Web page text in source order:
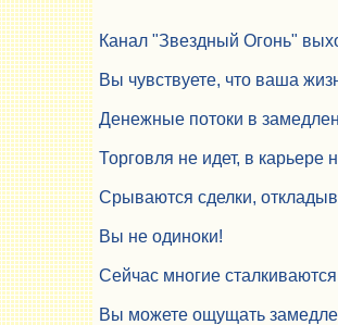
Канал "Звездный Огонь"
Вы чувствуете, что ваша
Денежные потоки в
Торговля не идет, в
Срываются сделки,
Вы не одиноки!
Сейчас многие
Вы можете ощущать